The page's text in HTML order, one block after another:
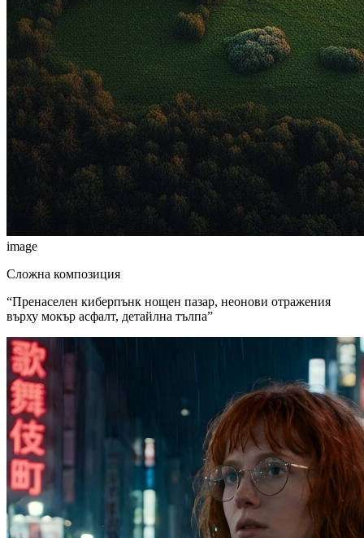
image
Сложна композиция
“Пренаселен киберпънк нощен пазар, неонови отражения
върху мокър асфалт, детайлна тълпа”